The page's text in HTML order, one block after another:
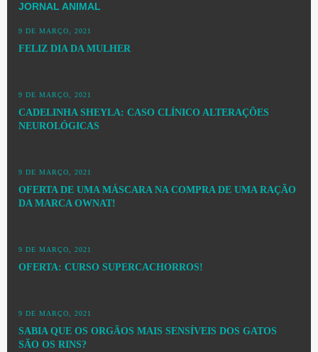
JORNAL ANIMAL
9 DE MARÇO, 2021
FELIZ DIA DA MULHER
9 DE MARÇO, 2021
CADELINHA SHEYLA: CASO CLÍNICO ALTERAÇÕES
NEUROLÓGICAS
9 DE MARÇO, 2021
OFERTA DE UMA MÁSCARA NA COMPRA DE UMA RAÇÃO
DA MARCA OWNAT!
9 DE MARÇO, 2021
OFERTA: CURSO SUPERCACHORROS!
9 DE MARÇO, 2021
SABIA QUE OS ORGÃOS MAIS SENSÍVEIS DOS GATOS
SÃO OS RINS?